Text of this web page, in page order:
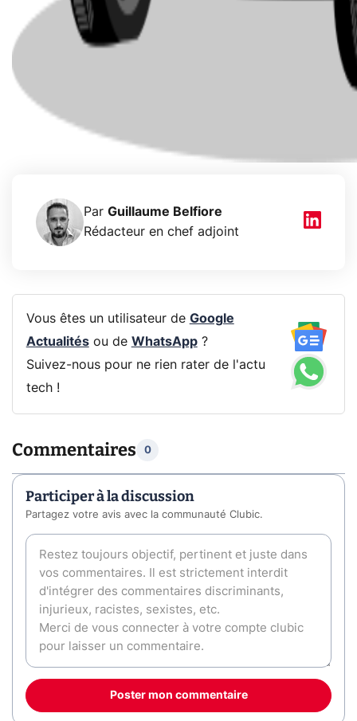
Par Guillaume Belfiore
Rédacteur en chef adjoint
Vous êtes un utilisateur de Google
Actualitésou de WhatsApp?
Suivez-nous pour ne rien rater de l'actu
tech !
Commentaires 0
Participer à la discussion
Partagez votre avis avec la communauté Clubic.
Poster mon commentaire